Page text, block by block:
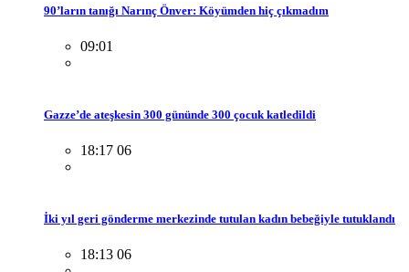
90’ların tanığı Narınç Önver: Köyümden hiç çıkmadım
09:01
Gazze’de ateşkesin 300 gününde 300 çocuk katledildi
18:17 06
İki yıl geri gönderme merkezinde tutulan kadın bebeğiyle tutuklandı
18:13 06